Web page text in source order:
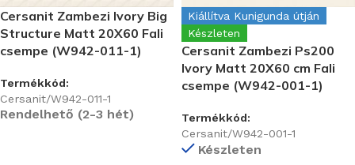
Cersanit Zambezi Ivory Big
Structure Matt 20X60 Fali
csempe (W942-011-1)
Termékkód:
Cersanit/W942-011-1
Rendelhető (2-3 hét)
Kiállítva Kunigunda útján
Készleten
Cersanit Zambezi Ps200
Ivory Matt 20X60 cm Fali
csempe (W942-001-1)
Termékkód:
Cersanit/W942-001-1
Készleten